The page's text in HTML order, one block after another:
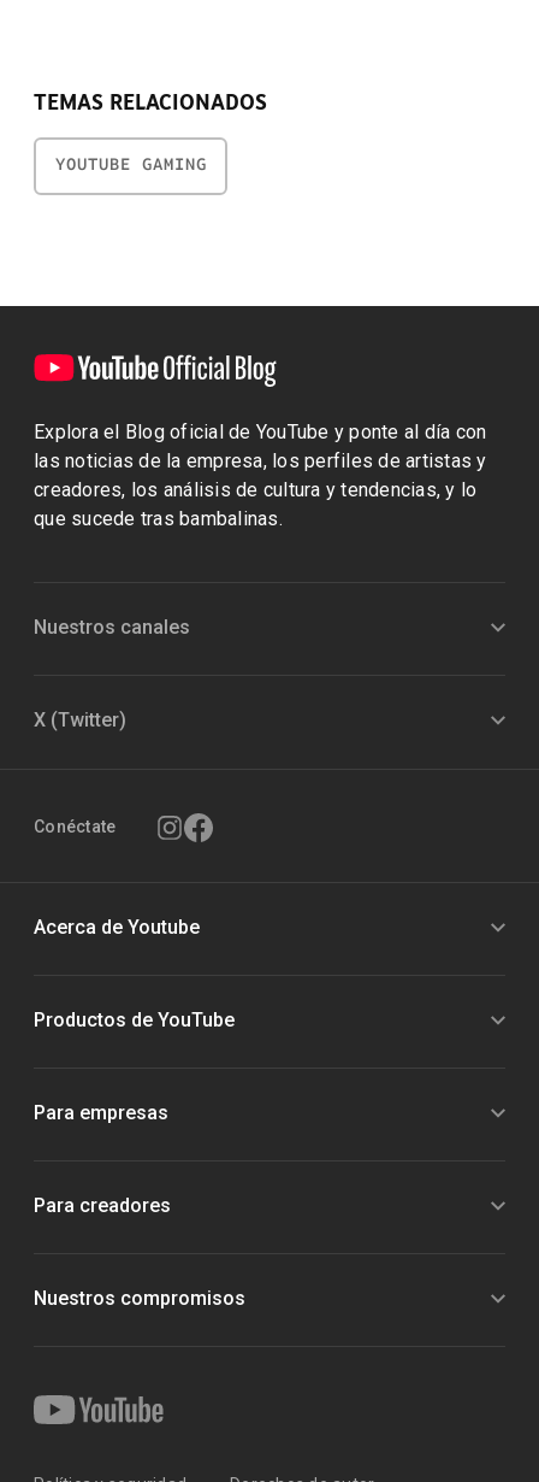
TEMAS RELACIONADOS
YOUTUBE GAMING
Explora el Blog oficial de YouTube y ponte al día con
las noticias de la empresa, los perfiles de artistas y
creadores, los análisis de cultura y tendencias, y lo
que sucede tras bambalinas.
Nuestros canales
X (Twitter)
Conéctate
Acerca de Youtube
Productos de YouTube
Para empresas
Para creadores
Nuestros compromisos